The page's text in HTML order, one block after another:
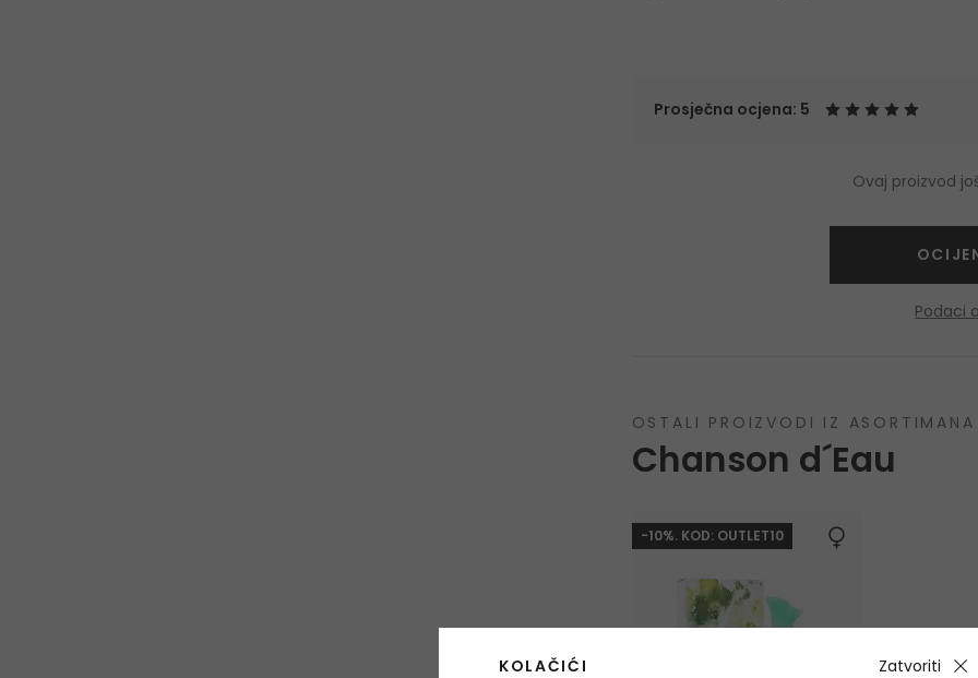
Prosječna ocjena: 5
Ovaj proizvod
Podaci
OSTALI PROIZVODI IZ ASORTIMANA
Chanson d´Eau
-10%. KOD: OUTLET10
KOLAČIĆI Zatvoriti